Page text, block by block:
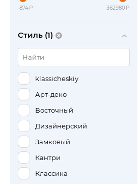
874₽ 362980₽
Стиль (1)
klassicheskiy
Арт-деко
Восточный
Дизайнерский
Замковый
Кантри
Классика